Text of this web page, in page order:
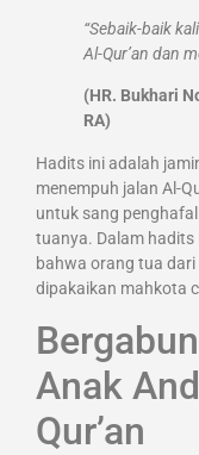
“Sebaik-baik
Al-Qur’an dan
(HR. Bukhari
RA)
Hadits ini adalah
menempuh jalan Al-
untuk sang
tuanya. Dalam hadits
bahwa orang tua dari
dipakaikan mahkota
Anak
Qur’an